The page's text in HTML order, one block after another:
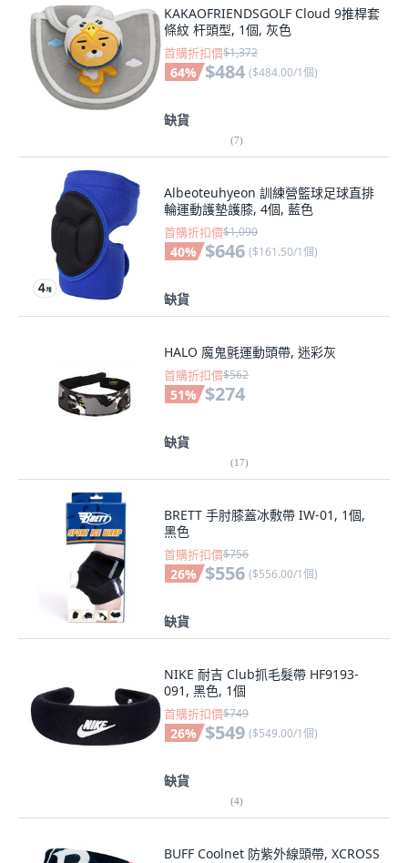
KAKAOFRIENDSGOLF Cloud 9推桿套
條紋 杆頭型, 1個, 灰色
首購折扣價$1,372
64% $484 ($484.00/1個)
缺貨
(7)
Albeoteuhyeon 訓練營籃球足球直排
輪運動護墊護膝, 4個, 藍色
首購折扣價$1,090
40% $646 ($161.50/1個)
缺貨
HALO 魔鬼氈運動頭帶, 迷彩灰
首購折扣價$562
51% $274
缺貨
(17)
BRETT 手肘膝蓋冰敷帶 IW-01, 1個,
黑色
首購折扣價$756
26% $556 ($556.00/1個)
缺貨
NIKE 耐吉 Club抓毛髮帶 HF9193-
091, 黑色, 1個
首購折扣價$749
26% $549 ($549.00/1個)
缺貨
(4)
BUFF Coolnet 防紫外線頭帶, XCROSS